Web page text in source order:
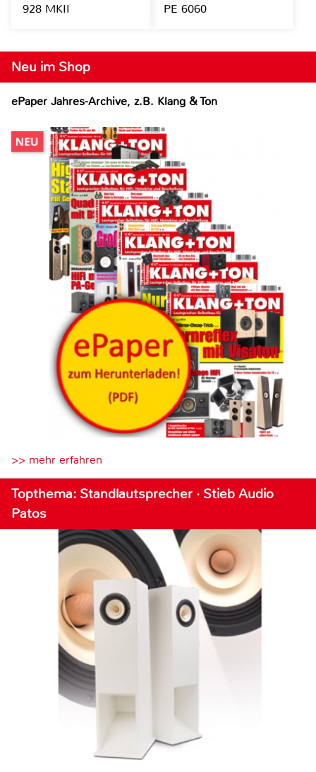
Neu im Shop
ePaper Jahres-Archive, z.B. Klang & Ton
>> mehr erfahren
Topthema: Standlautsprecher · Stieb Audio
Patos
928 MKII
PE 6060